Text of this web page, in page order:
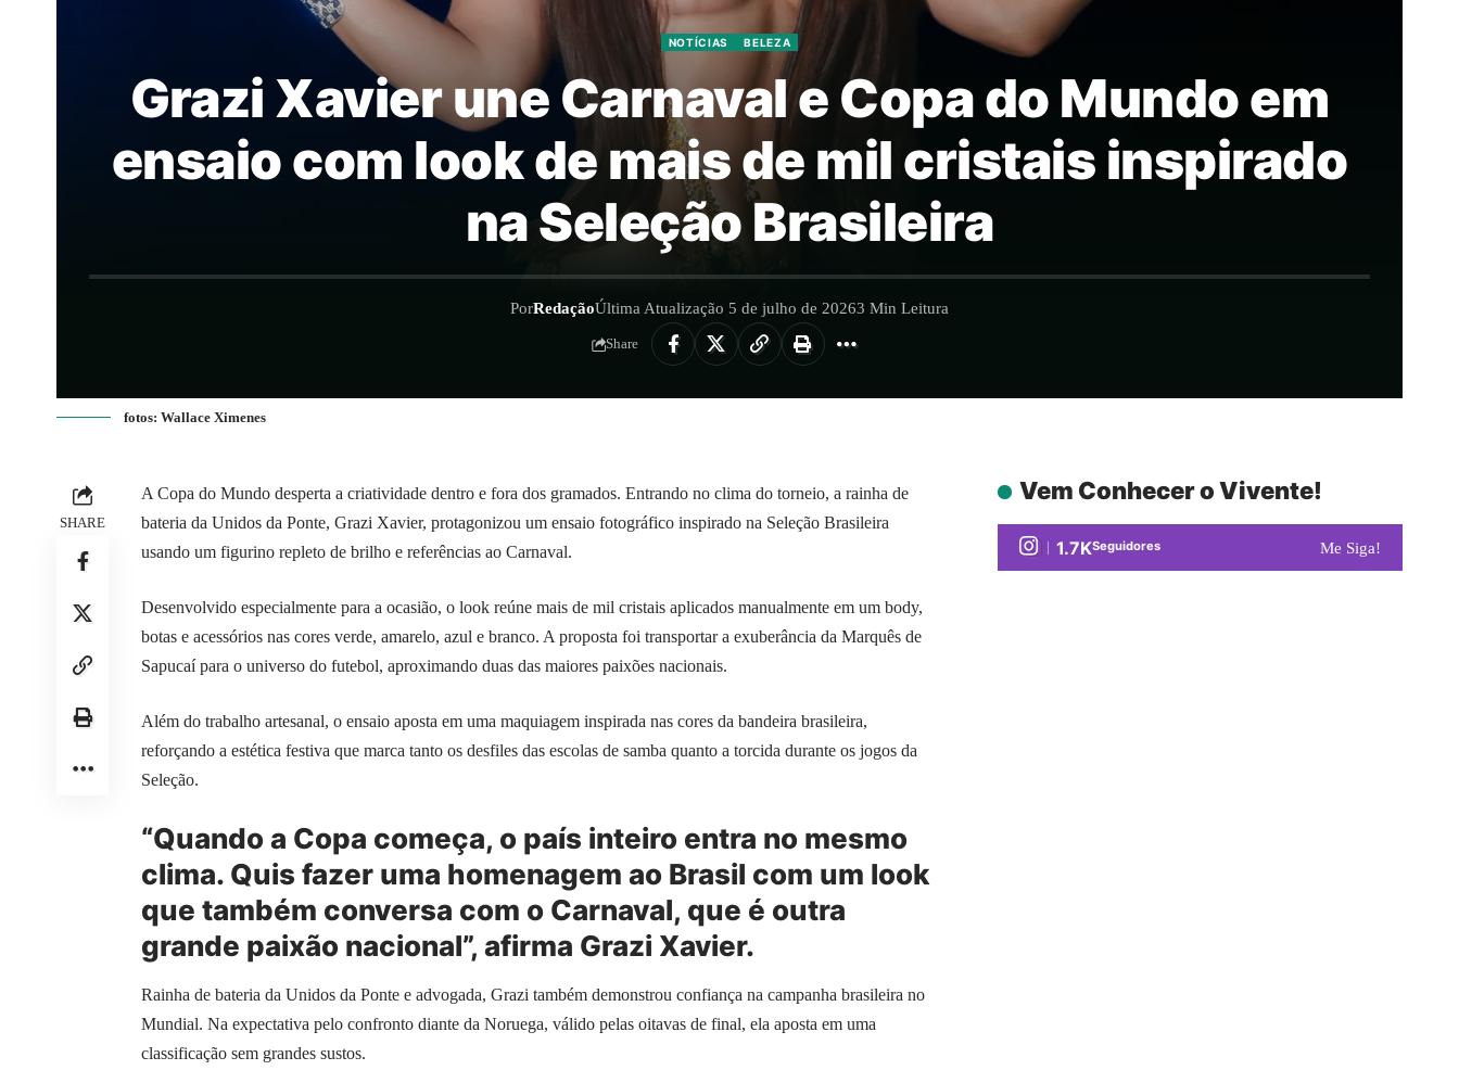
NOTÍCIAS BELEZA
Grazi Xavier une Carnaval e Copa do Mundo em
ensaio com look de mais de mil cristais inspirado
na Seleção Brasileira
PorRedaçãoÚltima Atualização 5 de julho de 20263 Min Leitura
Share
fotos: Wallace Ximenes
SHARE
A Copa do Mundo desperta a criatividade dentro e fora dos gramados. Entrando no clima do torneio, a rainha de
bateria da Unidos da Ponte, Grazi Xavier, protagonizou um ensaio fotográfico inspirado na Seleção Brasileira
usando um figurino repleto de brilho e referências ao Carnaval.
Desenvolvido especialmente para a ocasião, o look reúne mais de mil cristais aplicados manualmente em um body,
botas e acessórios nas cores verde, amarelo, azul e branco. A proposta foi transportar a exuberância da Marquês de
Sapucaí para o universo do futebol, aproximando duas das maiores paixões nacionais.
Além do trabalho artesanal, o ensaio aposta em uma maquiagem inspirada nas cores da bandeira brasileira,
reforçando a estética festiva que marca tanto os desfiles das escolas de samba quanto a torcida durante os jogos da
Seleção.
“Quando a Copa começa, o país inteiro entra no mesmo
clima. Quis fazer uma homenagem ao Brasil com um look
que também conversa com o Carnaval, que é outra
grande paixão nacional”, afirma Grazi Xavier.
Rainha de bateria da Unidos da Ponte e advogada, Grazi também demonstrou confiança na campanha brasileira no
Mundial. Na expectativa pelo confronto diante da Noruega, válido pelas oitavas de final, ela aposta em uma
classificação sem grandes sustos.
Vem Conhecer o Vivente!
1.7KSeguidores Me Siga!